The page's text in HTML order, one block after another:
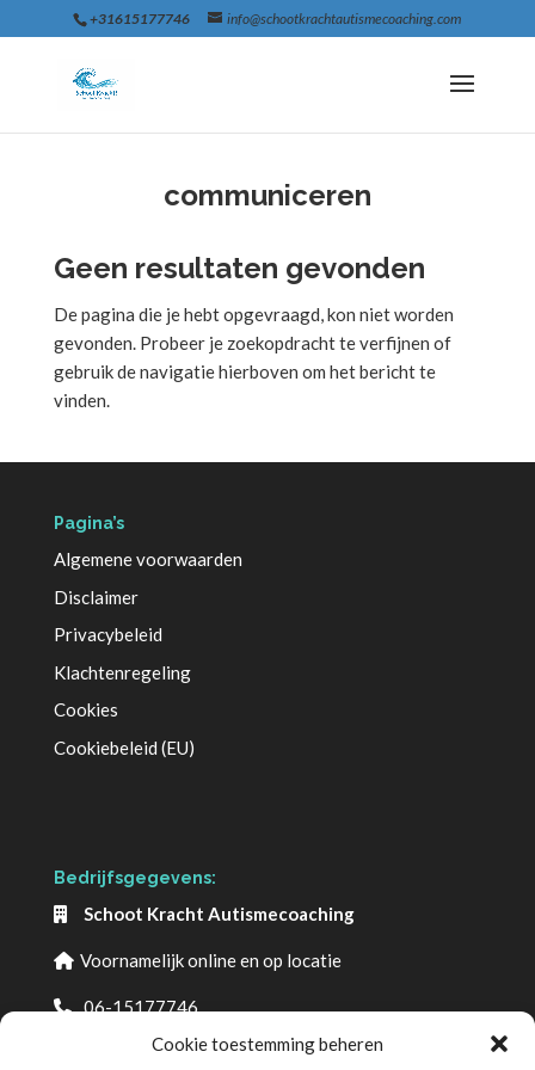
Cookie toestemming beheren
+31615177746 info@schootkrachtautismecoaching.com
communiceren
Geen resultaten gevonden
De pagina die je hebt opgevraagd, kon niet worden
gevonden. Probeer je zoekopdracht te verfijnen of
gebruik de navigatie hierboven om het bericht te
vinden.
Pagina’s
Algemene voorwaarden
Disclaimer
Privacybeleid
Klachtenregeling
Cookies
Cookiebeleid (EU)
Bedrijfsgegevens:
Schoot Kracht Autismecoaching
Voornamelijk online en op locatie
06-15177746
info@schootkrachtautismecoaching.com